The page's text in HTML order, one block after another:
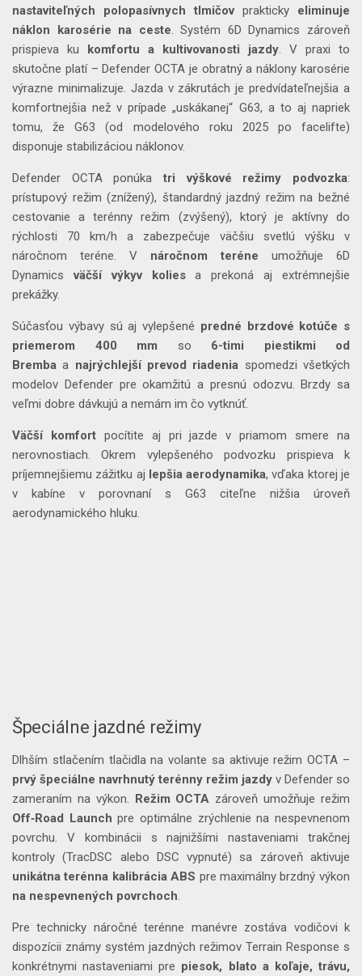
nastaviteľných polopasívnych tlmičovprakticky eliminuje
náklon karosérie na ceste. Systém 6D Dynamics zároveň
prispieva ku komfortu a kultivovanosti jazdy. V praxi to
skutočne platí – Defender OCTA je obratný a náklony karosérie
výrazne minimalizuje. Jazda v zákrutách je predvídateľnejšia a
komfortnejšia než v prípade „uskákanej“ G63, a to aj napriek
tomu, že G63 (od modelového roku 2025 po facelifte)
disponuje stabilizáciou náklonov.
Defender OCTA ponúka tri výškové režimy podvozka:
prístupový režim (znížený), štandardný jazdný režim na bežné
cestovanie a terénny režim (zvýšený), ktorý je aktívny do
rýchlosti 70 km/h a zabezpečuje väčšiu svetlú výšku v
náročnom teréne. V náročnom teréne umožňuje 6D
Dynamics väčší výkyv koliesa prekoná aj extrémnejšie
prekážky.
Súčasťou výbavy sú aj vylepšené predné brzdové kotúče s
priemerom 400 mm so 6-timi piestikmi od
Bremba a najrýchlejší prevod riadenia spomedzi všetkých
modelov Defender pre okamžitú a presnú odozvu. Brzdy sa
veľmi dobre dávkujú a nemám im čo vytknúť.
Väčší komfortpocítite aj pri jazde v priamom smere na
nerovnostiach. Okrem vylepšeného podvozku prispieva k
príjemnejšiemu zážitku aj lepšia aerodynamika, vďaka ktorej je
v kabíne v porovnaní s G63 citeľne nižšia úroveň
aerodynamického hluku.
Špeciálne jazdné režimy
Dlhším stlačením tlačidla na volante sa aktivuje režim OCTA –
prvý špeciálne navrhnutý terénny režim jazdy v Defender so
zameraním na výkon. Režim OCTA zároveň umožňuje režim
Off‑Road Launch pre optimálne zrýchlenie na nespevnenom
povrchu. V kombinácii s najnižšími nastaveniami trakčnej
kontroly (TracDSC alebo DSC vypnuté) sa zároveň aktivuje
unikátna terénna kalibrácia ABS pre maximálny brzdný výkon
na nespevnených povrchoch.
Pre technicky náročné terénne manévre zostáva vodičovi k
dispozícii známy systém jazdných režimov Terrain Response s
konkrétnymi nastaveniami pre piesok, blato a koľaje, trávu,